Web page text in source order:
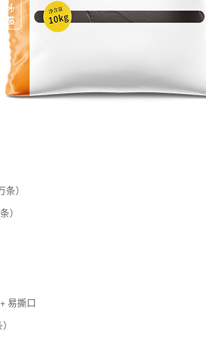
）
）
易撕口